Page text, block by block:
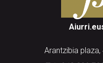
Arantzibia plaza,